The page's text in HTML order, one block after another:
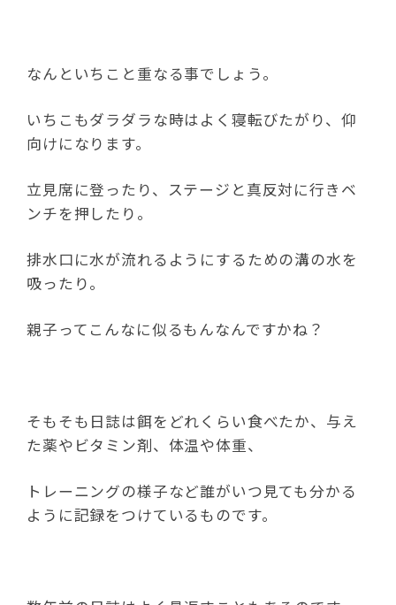
なんといちこと重なる事でしょう。
いちこもダラダラな時はよく寝転びたがり、仰
向けになります。
立見席に登ったり、ステージと真反対に行きベ
ンチを押したり。
排水口に水が流れるようにするための溝の水を
吸ったり。
親子ってこんなに似るもんなんですかね？
そもそも日誌は餌をどれくらい食べたか、与え
た薬やビタミン剤、体温や体重、
トレーニングの様子など誰がいつ見ても分かる
ように記録をつけているものです。